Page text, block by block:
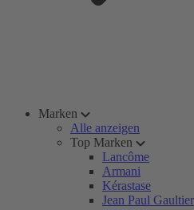
Marken
Alle anzeigen
Top Marken
Lancôme
Armani
Kérastase
Jean Paul Gaultier